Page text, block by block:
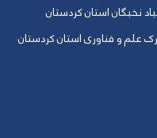
نخبگان استان کردستان
علم و فناوری استان کردستان